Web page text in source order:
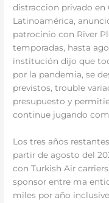
distraccion privado
Latinoamérica,
patrocinio con River
temporadas, hasta
institución dijo que
por la pandemia, se
previstos, trouble
presupuesto y
continue jugando
Los tres años
partir de agosto del
con Turkish Air
sponsor entre ma
miles por año